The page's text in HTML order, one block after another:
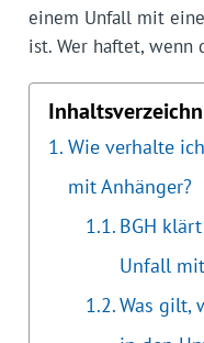
einem Unfall mit
ist. Wer haftet, wenn
Wie verhalte
mit Anhänger?
BGH
Unfall
Was gilt,